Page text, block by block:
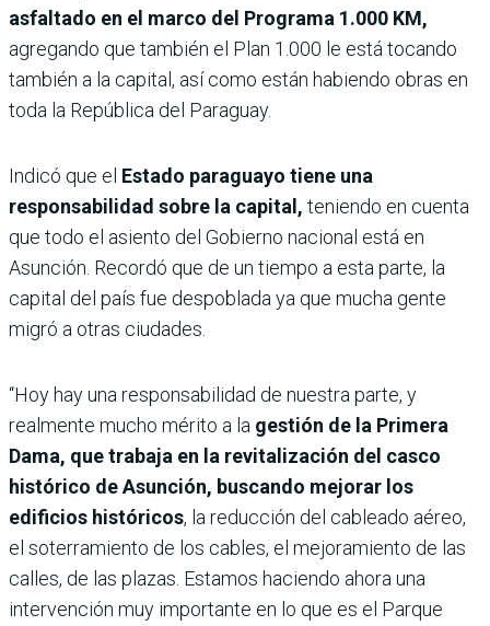
asfaltado en el marco del Programa 1.000 KM,
agregando que también el Plan 1.000 le está tocando
también a la capital, así como están habiendo obras en
toda la República del Paraguay.
Indicó que el Estado paraguayo tiene una
responsabilidad sobre la capital, teniendo en cuenta
que todo el asiento del Gobierno nacional está en
Asunción. Recordó que de un tiempo a esta parte, la
capital del país fue despoblada ya que mucha gente
migró a otras ciudades.
“Hoy hay una responsabilidad de nuestra parte, y
realmente mucho mérito a la gestión de la Primera
Dama, que trabaja en la revitalización del casco
histórico de Asunción, buscando mejorar los
edificios históricos, la reducción del cableado aéreo,
el soterramiento de los cables, el mejoramiento de las
calles, de las plazas. Estamos haciendo ahora una
intervención muy importante en lo que es el Parque